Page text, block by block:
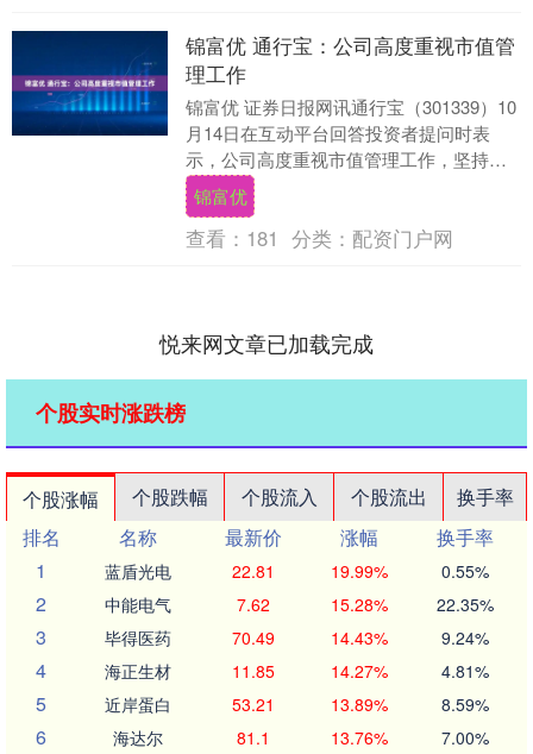
锦富优 通行宝：公司高度重视市值管
理工作
锦富优 证券日报网讯通行宝（301339）10
月14日在互动平台回答投资者提问时表
示，公司高度重视市值管理工作，坚持聚
焦主业、稳健经营，以投资者为本。通过
优化公....
锦富优
查看： 181 分类： 配资门户网
悦来网文章已加载完成
个股实时涨跌榜
个股涨幅 个股跌幅 个股流入 个股流出
换手率
排名
名称 最新价 涨幅
换手率
1
蓝盾光电 22.81 19.99% 0.55%
2 中能电气 7.62 15.28% 22.35%
3 毕得医药 70.49 14.43% 9.24%
4 海正生材 11.85 14.27% 4.81%
5 近岸蛋白 53.21 13.89% 8.59%
6 海达尔 81.1 13.76% 7.00%